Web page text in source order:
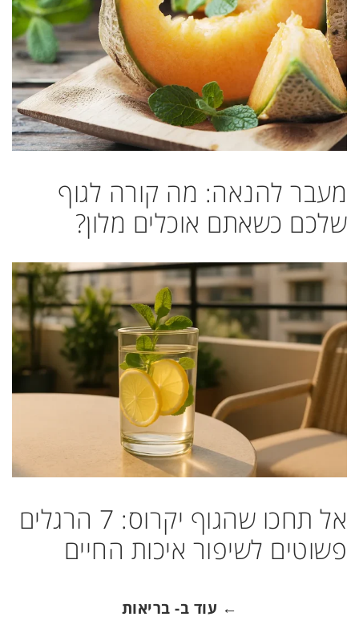
מעבר להנאה: מה קורה לגוף
שלכם כשאתם אוכלים מלון?
אל תחכו שהגוף יקרוס: 7 הרגלים
פשוטים לשיפור איכות החיים
← עוד ב- בריאות